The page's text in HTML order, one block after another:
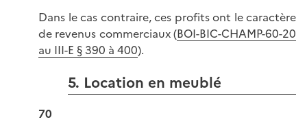
Dans le cas contraire, ces profits ont le caractère
de revenus commerciaux (BOI-BIC-CHAMP-60-20
au III-E § 390 à 400).
5. Location en meublé
70